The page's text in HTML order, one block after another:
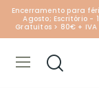
Encerramento para
Agosto; Escritório -
Gratuitos > 80€ +